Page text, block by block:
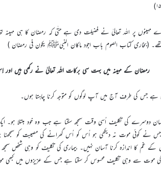
مہینوں پر اللہ تعالیٰ نے فضیلت دی ہے حتٰی کہ رمضان کا ہی مہینہ
(بخاری کتاب الصوم باب اجود ماکان النبیﷺ یکون فی رمضان )
رمضان کے مہینہ میں بہت سی برکات اللہ تعالیٰ نے رکھی ہیں
ہے جس کی طرف آج میں آپ لوگوں کو متوجہ کرنا چاہتا ہوں۔
دوسرے کی تکلیف اُسی وقت سمجھ سکتا ہے جب وہ خود مبتلا ہو۔ ایک
نے کوئی موت نہ دیکھی ہو اُس کو اُس گھرانے کی مصیبت کو
غم کا اندازہ کرنا آسان نہیں۔ بیماری کی تکلیف کو وہی شخص
کی موت سے وہی تکلیف محسوس کر سکتا ہے جس کے عزیزوں میں